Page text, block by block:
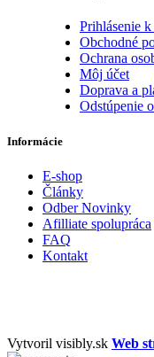
Prihlásenie
Obchodné
Ochrana
Môj účet
Doprava a
Odstúpenie
Informácie
E-shop
Články
Odber Novinky
Afilliate spolupráca
FAQ
Kontakt
Vytvoril visibly.sk Web